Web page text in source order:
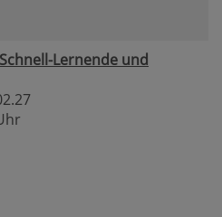
Lernende und